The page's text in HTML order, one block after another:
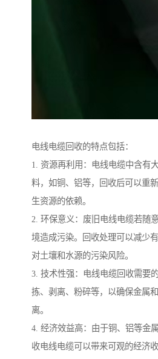
电线电缆回收的特点包括：
1. 资源再利用：电线电缆中含有
料，如铜、铝等，回收后可以重
生资源的依赖。
2. 环保意义：废旧电线电缆若随
境造成污染。回收处理可以减少
对土壤和水源的污染风险。
3. 技术性强：电线电缆回收需要
拣、剥离、粉碎等，以确保金属
离。
4. 经济效益高：由于铜、铝等金
收电线电缆可以带来可观的经济